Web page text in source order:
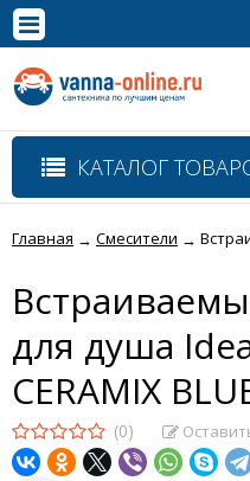
Полная версия сайта
КАТАЛОГ
Главная → Смесители →
для душа
CERAMIX
(0)